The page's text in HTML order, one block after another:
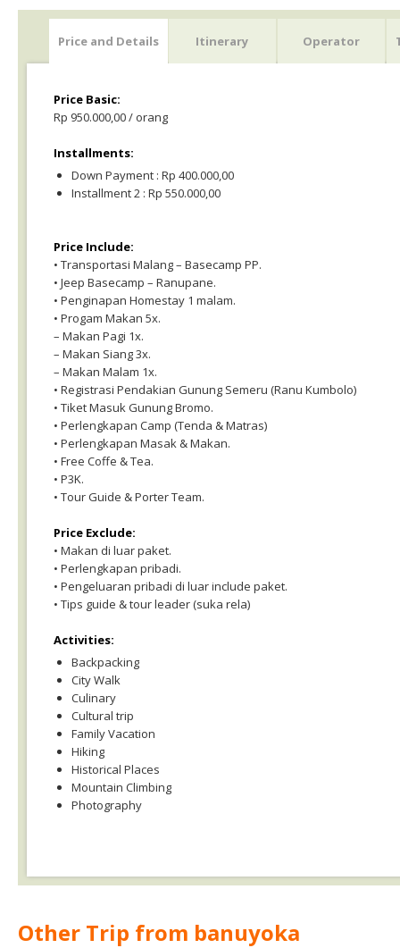
Price and Details Itinerary Operator
Price Basic:
Rp 950.000,00 / orang
Installments:
Down Payment : Rp 400.000,00
Installment 2 : Rp 550.000,00
Price Include:
• Transportasi Malang – Basecamp PP.
• Jeep Basecamp – Ranupane.
• Penginapan Homestay 1 malam.
• Progam Makan 5x.
– Makan Pagi 1x.
– Makan Siang 3x.
– Makan Malam 1x.
• Registrasi Pendakian Gunung Semeru (Ranu Kumbolo)
• Tiket Masuk Gunung Bromo.
• Perlengkapan Camp (Tenda & Matras)
• Perlengkapan Masak & Makan.
• Free Coffe & Tea.
• P3K.
• Tour Guide & Porter Team.
Price Exclude:
• Makan di luar paket.
• Perlengkapan pribadi.
• Pengeluaran pribadi di luar include paket.
• Tips guide & tour leader (suka rela)
Activities:
Backpacking
City Walk
Culinary
Cultural trip
Family Vacation
Hiking
Historical Places
Mountain Climbing
Photography
Other Trip from banuyoka